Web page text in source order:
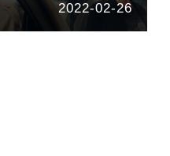
2022-02-26